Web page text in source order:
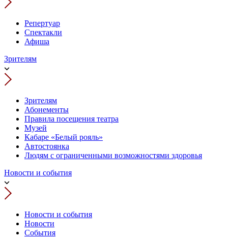
Репертуар
Спектакли
Афиша
Зрителям
Зрителям
Абонементы
Правила посещения театра
Музей
Кабаре «Белый рояль»
Автостоянка
Людям с ограниченными возможностями здоровья
Новости и события
Новости и события
Новости
События